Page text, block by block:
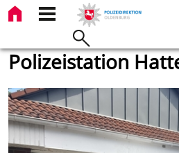
Polizeistation